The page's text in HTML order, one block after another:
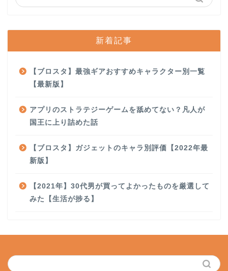
新着記事
【ブロスタ】最強ギアおすすめキャラクター別一覧
【最新版】
アプリのストラテジーゲームを舐めてない？凡人が
国王に上り詰めた話
【ブロスタ】ガジェットのキャラ別評価【2022年最
新版】
【2021年】30代男が買ってよかったものを厳選して
みた【生活が捗る】